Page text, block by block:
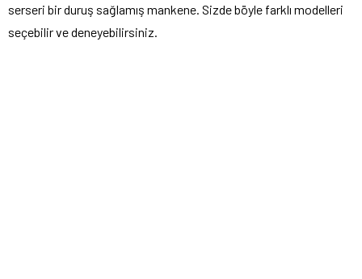
serseri bir duruş sağlamış mankene. Sizde böyle farklı modelleri
seçebilir ve deneyebilirsiniz.